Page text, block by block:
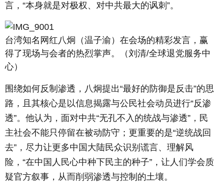
言，“本身就是对极权、对中共最大的讽刺”。
台湾知名网红八炯（温子渝）在会场的精彩发言，赢
得了现场与会者的热烈掌声。（刘清/全球退党服务中
心）
围绕如何反制渗透，八炯提出“最好的防御是反击”的思
路，且其核心是以信息揭露与公民社会动员进行“反渗
透”。他认为，面对中共“无孔不入的统战与渗透”，民
主社会不能只停留在被动防守；更重要的是“逆统战回
去”，尽力让更多中国大陆民众识别谎言、理解风
险，“在中国人民心中种下民主的种子”，让人们学会质
疑官方叙事，从而削弱渗透与控制的土壤。